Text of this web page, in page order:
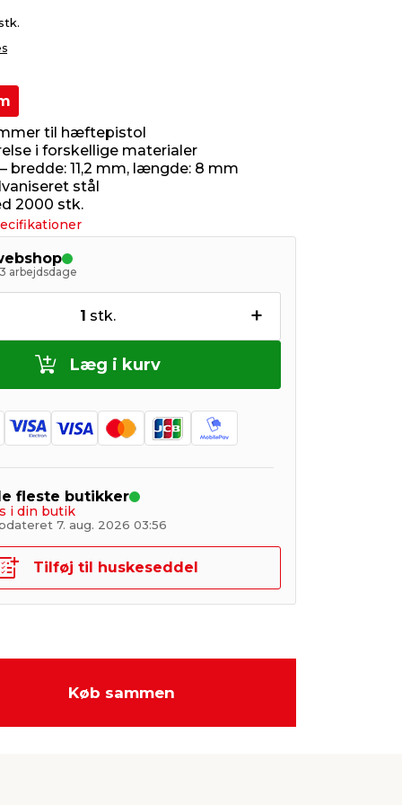
til hæftepistol
i forskellige materialer
bredde: 11,2 mm, længde: 8 mm
stål
2000 stk.
arbejdsdage
1 stk. +
Læg i kurv
fleste butikker
i din butik
7. aug. 2026 03:56
Tilføj til huskeseddel
Køb sammen